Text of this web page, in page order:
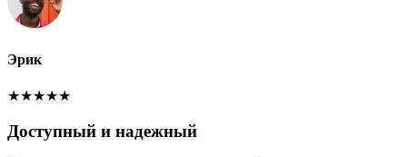
Эрик
★★★★★
Доступный и надежный